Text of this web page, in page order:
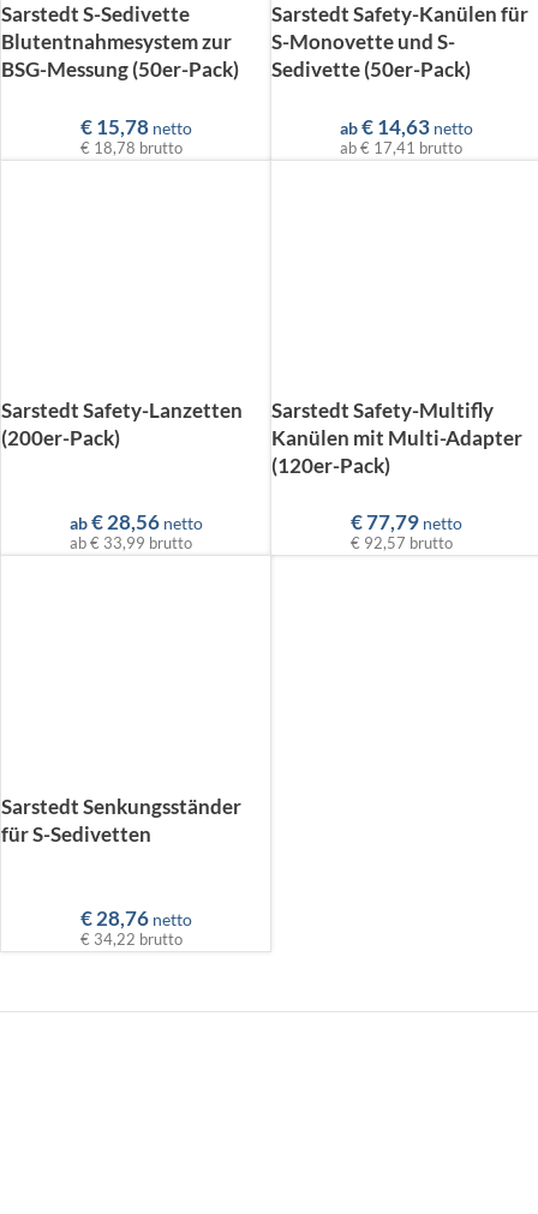
Sarstedt S-Sedivette
Blutentnahmesystem zur
BSG-Messung (50er-Pack)
€15,78 netto
€ 18,78 brutto
Sarstedt Safety-Kanülen für
S-Monovette und S-
Sedivette (50er-Pack)
ab €14,63 netto
ab€ 17,41 brutto
Sarstedt Safety-Lanzetten
(200er-Pack)
ab €28,56 netto
ab€ 33,99 brutto
Sarstedt Safety-Multifly
Kanülen mit Multi-Adapter
(120er-Pack)
€77,79 netto
€ 92,57 brutto
Sarstedt Senkungsständer
für S-Sedivetten
€28,76 netto
€ 34,22 brutto